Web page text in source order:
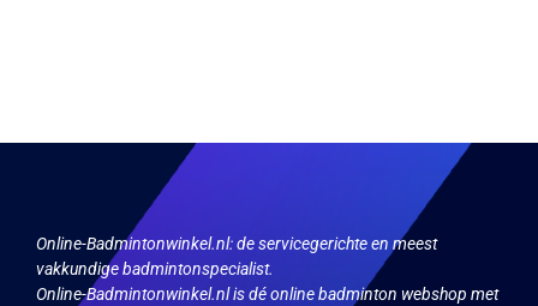
Online-Badmintonwinkel.nl:de servicegerichte en meest
vakkundige badmintonspecialist.
Online-Badmintonwinkel.nl is dé online badminton webshop met